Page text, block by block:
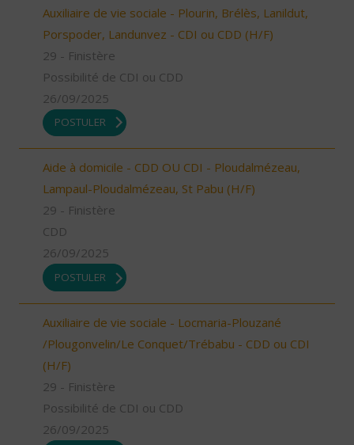
Auxiliaire de vie sociale - Plourin, Brélès, Lanildut,
Porspoder, Landunvez - CDI ou CDD (H/F)
29 - Finistère
Possibilité de CDI ou CDD
26/09/2025
POSTULER
Aide à domicile - CDD OU CDI - Ploudalmézeau,
Lampaul-Ploudalmézeau, St Pabu (H/F)
29 - Finistère
CDD
26/09/2025
POSTULER
Auxiliaire de vie sociale - Locmaria-Plouzané
/Plougonvelin/Le Conquet/Trébabu - CDD ou CDI
(H/F)
29 - Finistère
Possibilité de CDI ou CDD
26/09/2025